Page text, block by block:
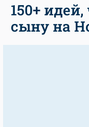
150+
сыну на